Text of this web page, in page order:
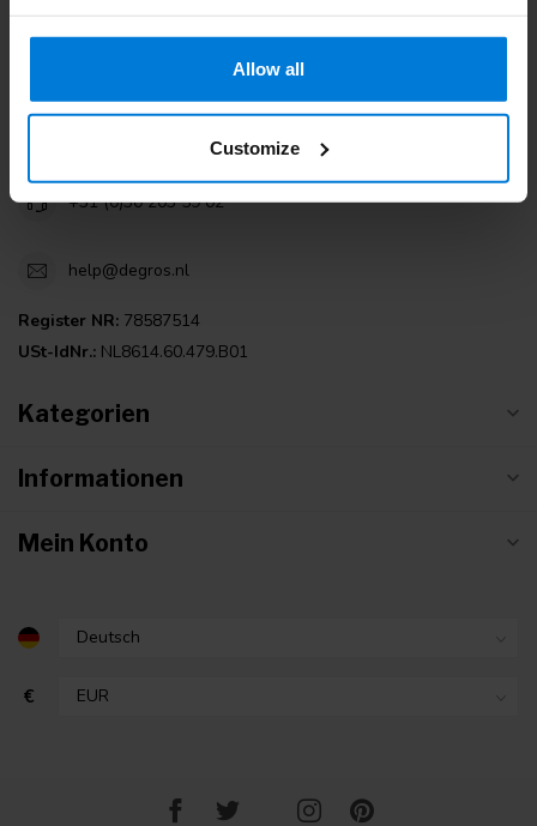
Allow all
Customize
Degros
3821AJ Amersfoort
+31 (0)30 203 59 02
help@degros.nl
Register NR: 78587514
USt-IdNr.: NL8614.60.479.B01
Kategorien
Informationen
Mein Konto
€